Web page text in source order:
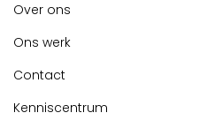
Over ons
Ons werk
Contact
Kenniscentrum